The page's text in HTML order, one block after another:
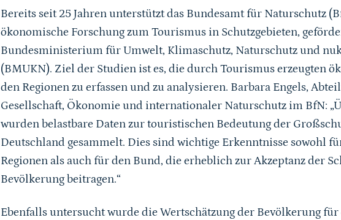
Bereits seit 25 Jahren unterstützt das Bundesamt für Naturschutz
ökonomische Forschung zum Tourismus in Schutzgebieten,
Bundesministerium für Umwelt, Klimaschutz, Naturschutz und
(BMUKN). Ziel der Studien ist es, die durch Tourismus erzeugten
den Regionen zu erfassen und zu analysieren. Barbara Engels,
Gesellschaft, Ökonomie und internationaler Naturschutz im BfN:
wurden belastbare Daten zur touristischen Bedeutung der
Deutschland gesammelt. Dies sind wichtige Erkenntnisse sowohl
Regionen als auch für den Bund, die erheblich zur Akzeptanz der
Bevölkerung beitragen.“
Ebenfalls untersucht wurde die Wertschätzung der Bevölkerung